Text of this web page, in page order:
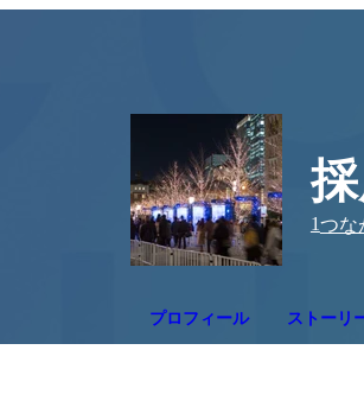
1つな
プロフィール ストーリ